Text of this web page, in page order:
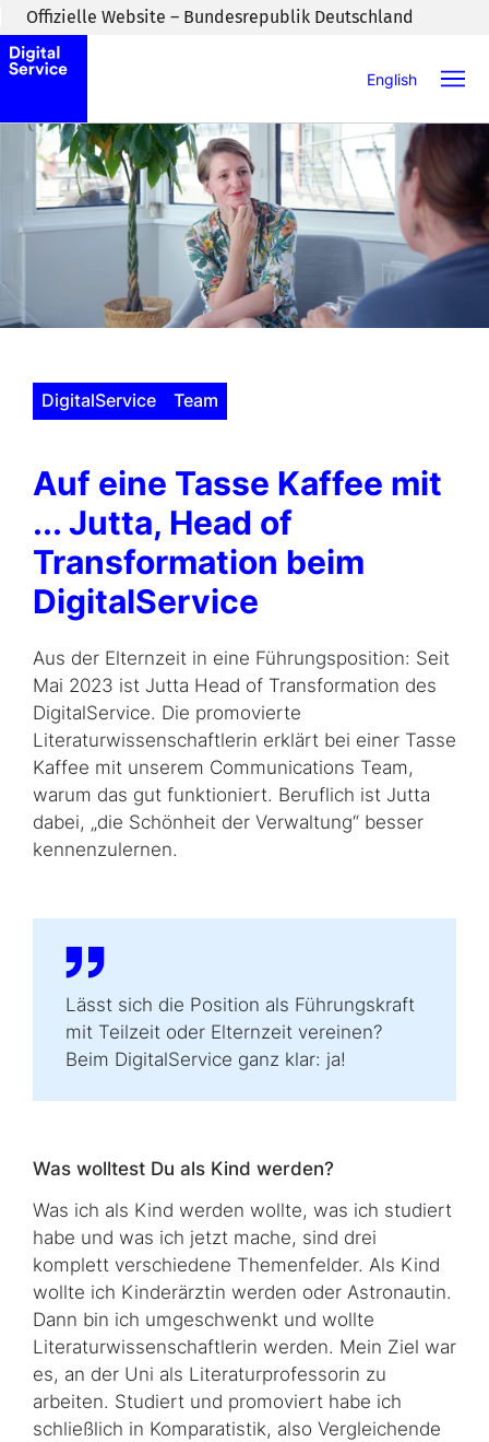
Zum Inhaltsbereich wechseln
Offizielle Website – Bundesrepublik Deutschland
English
DigitalService Team
Auf eine Tasse Kaffee mit
... Jutta, Head of
Transformation beim
DigitalService
Aus der Elternzeit in eine Führungsposition: Seit
Mai 2023 ist Jutta Head of Transforma­tion des
DigitalService. Die promovierte
Literaturwissenschaftlerin erklärt bei einer Tasse
Kaffee mit unserem Communications Team,
warum das gut funktioniert. Beruflich ist Jutta
dabei, „die Schönheit der Verwaltung“ besser
kennenzulernen.
Lässt sich die Position als Führungskraft
mit Teilzeit oder Elternzeit vereinen?
Beim DigitalService ganz klar: ja!
Was wolltest Du als Kind werden?
Was ich als Kind werden wollte, was ich studiert
habe und was ich jetzt mache, sind drei
komplett verschiedene Themenfelder. Als Kind
wollte ich Kinderärztin werden oder Astronautin.
Dann bin ich umgeschwenkt und wollte
Literaturwissenschaftlerin werden. Mein Ziel war
es, an der Uni als Literaturprofessorin zu
arbeiten. Studiert und promoviert habe ich
schließlich in Komparatistik, also Vergleichende